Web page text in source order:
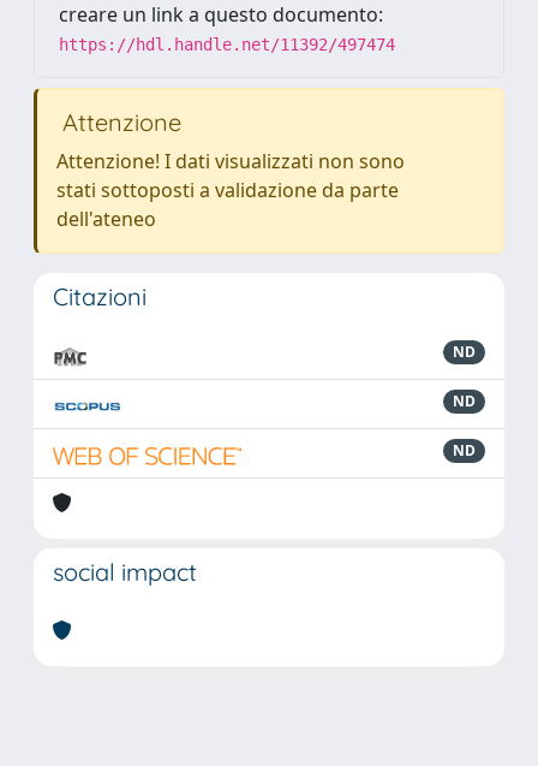
creare un link a questo documento:
https://hdl.handle.net/11392/497474
Attenzione
Attenzione! I dati visualizzati non sono
stati sottoposti a validazione da parte
dell'ateneo
Citazioni
ND
ND
ND
social impact